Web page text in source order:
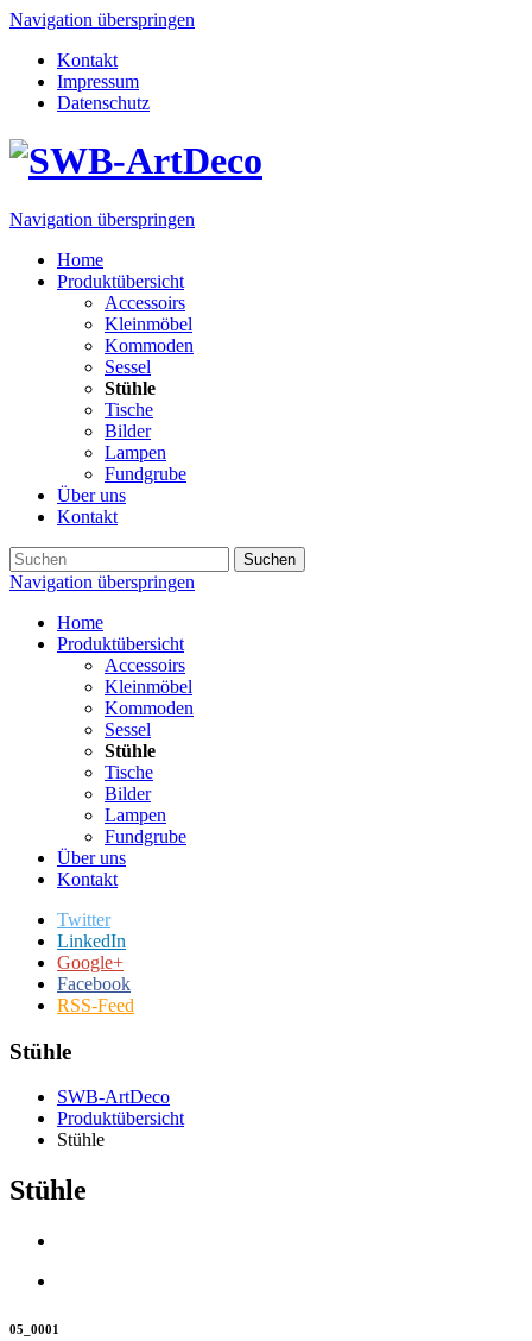
Navigation überspringen
Kontakt
Impressum
Datenschutz
Navigation überspringen
Home
Produktübersicht
Accessoirs
Kleinmöbel
Kommoden
Sessel
Stühle
Tische
Bilder
Lampen
Fundgrube
Über uns
Kontakt
Suchen
Navigation überspringen
Home
Produktübersicht
Accessoirs
Kleinmöbel
Kommoden
Sessel
Stühle
Tische
Bilder
Lampen
Fundgrube
Über uns
Kontakt
Twitter
LinkedIn
Google+
Facebook
RSS-Feed
Stühle
SWB-ArtDeco
Produktübersicht
Stühle
Stühle
05_0001